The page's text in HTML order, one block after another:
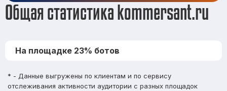
Общая статистика kommersant.ru
На площадке 23% ботов
* - Данные выгружены по клиентам и по сервису
отслеживания активности аудитории с разных площадок